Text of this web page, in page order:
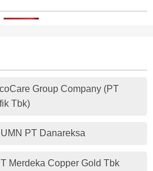
Group Company (PT
Tbk)
PT Danareksa
Merdeka Copper Gold Tbk